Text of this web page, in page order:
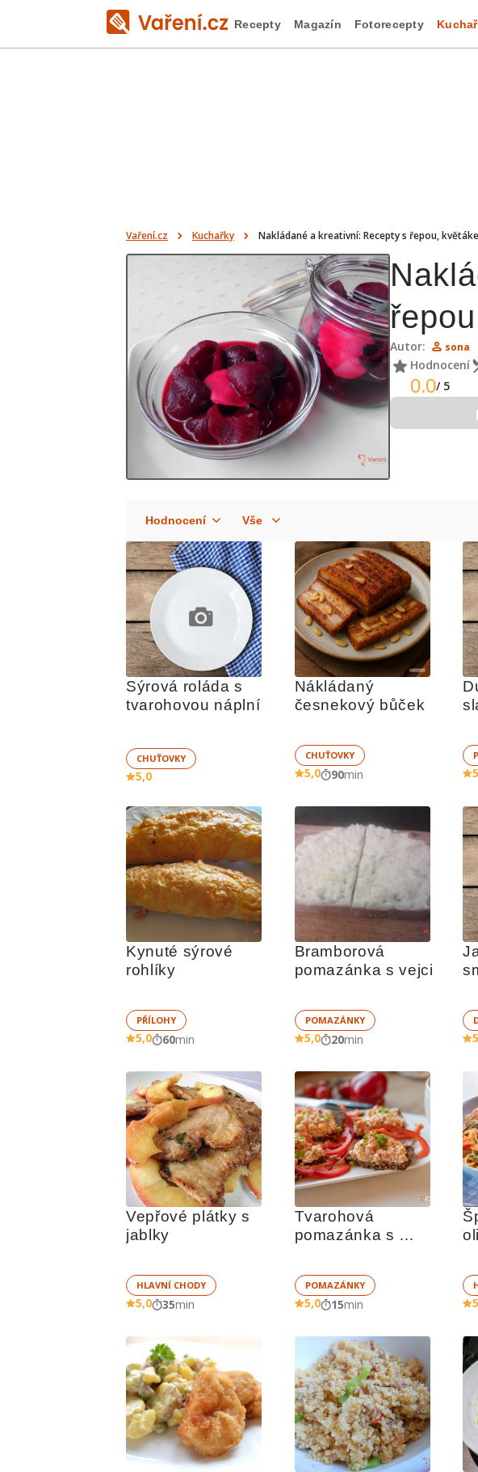
Recepty Magazín Fotorecepty
Vaření.cz Kuchařky Nakládané a kreativní: Recepty s řepou,
Autor: sona
Hodnocení
0.0/ 5
Sýrová roláda s
tvarohovou náplní
CHUŤOVKY
5,0
Nákládaný
česnekový bůček
CHUŤOVKY
5,0 90min
Kynuté sýrové
rohlíky
PŘÍLOHY
5,0 60min
Bramborová
pomazánka s vejci
POMAZÁNKY
5,0 20min
Vepřové plátky s
jablky
HLAVNÍ CHODY
5,0 35min
Tvarohová
pomazánka s
POMAZÁNKY
5,0 15min